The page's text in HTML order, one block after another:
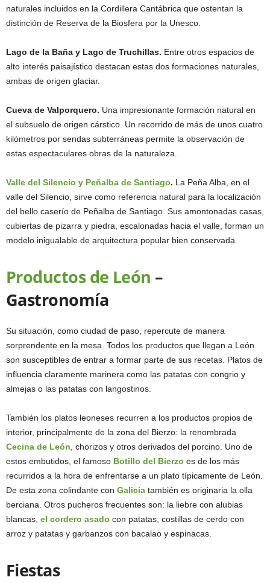
naturales incluidos en la Cordillera Cantábrica que ostentan la
distinción de Reserva de la Biosfera por la Unesco.
Lago de la Baña y Lago de Truchillas. Entre otros espacios de
alto interés paisajístico destacan estas dos formaciones naturales,
ambas de origen glaciar.
Cueva de Valporquero. Una impresionante formación natural en
el subsuelo de origen cárstico. Un recorrido de más de unos cuatro
kilómetros por sendas subterráneas permite la observación de
estas espectaculares obras de la naturaleza.
Valle del Silencio y Peñalba de Santiago. La Peña Alba, en el
valle del Silencio, sirve como referencia natural para la localización
del bello caserío de Peñalba de Santiago. Sus amontonadas casas,
cubiertas de pizarra y piedra, escalonadas hacia el valle, forman un
modelo inigualable de arquitectura popular bien conservada.
Productos de León –
Gastronomía
Su situación, como ciudad de paso, repercute de manera
sorprendente en la mesa. Todos los productos que llegan a León
son susceptibles de entrar a formar parte de sus recetas. Platos de
influencia claramente marinera como las patatas con congrio y
almejas o las patatas con langostinos.
También los platos leoneses recurren a los productos propios de
interior, principalmente de la zona del Bierzo: la renombrada
Cecina de León , chorizos y otros derivados del porcino. Uno de
estos embutidos, el famoso Botillo del Bierzo es de los más
recurridos a la hora de enfrentarse a un plato típicamente de León.
De esta zona colindante con Galicia también es originaria la olla
berciana. Otros pucheros frecuentes son: la liebre con alubias
blancas, el cordero asado con patatas, costillas de cerdo con
arroz y patatas y garbanzos con bacalao y espinacas.
Fiestas